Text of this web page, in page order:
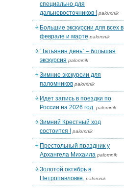
специально для
дальневосточников ! palomnik
Большие экскурсии для всех в
феврале и марте palomnik
“Татьянин день” – большая
экскурсия palomnik
Зимние экскурсии для
паломников palomnik
Идет запись в поездки по
России на 2026 год. palomnik
Зимний Крестный ход
состоится ! palomnik
Престольный праздник у
Архангела Михаила palomnik
Золотой октябрь в
Петропавловке. palomnik